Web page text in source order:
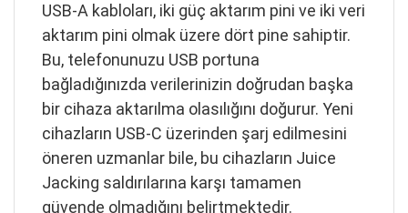
USB-A kabloları, iki güç aktarım pini ve iki veri
aktarım pini olmak üzere dört pine sahiptir.
Bu, telefonunuzu USB portuna
bağladığınızda verilerinizin doğrudan başka
bir cihaza aktarılma olasılığını doğurur. Yeni
cihazların USB-C üzerinden şarj edilmesini
öneren uzmanlar bile, bu cihazların Juice
Jacking saldırılarına karşı tamamen
güvende olmadığını belirtmektedir.